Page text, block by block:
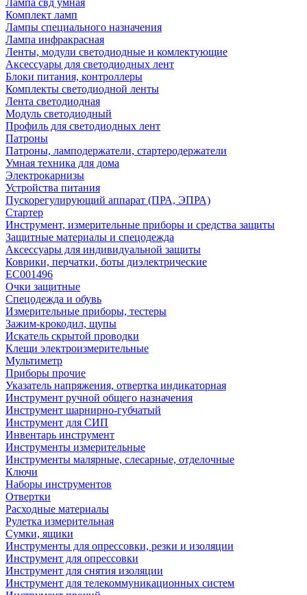
Лампа свд умная
Комплект ламп
Лампы специального назначения
Лампа инфракрасная
Ленты, модули светодиодные и комлектующие
Аксессуары для светодиодных лент
Блоки питания, контроллеры
Комплекты светодиодной ленты
Лента светодиодная
Модуль светодиодный
Профиль для светодиодных лент
Патроны
Патроны, ламподержатели, стартеродержатели
Умная техника для дома
Электрокарнизы
Устройства питания
Пускорегулирующий аппарат (ПРА, ЭПРА)
Стартер
Инструмент, измерительные приборы и средства защиты
Защитные материалы и спецодежда
Аксессуары для индивидуальной защиты
Коврики, перчатки, боты диэлектрические
EC001496
Очки защитные
Спецодежда и обувь
Измерительные приборы, тестеры
Зажим-крокодил, щупы
Искатель скрытой проводки
Клещи электроизмерительные
Мультиметр
Приборы прочие
Указатель напряжения, отвертка индикаторная
Инструмент ручной общего назначения
Инструмент шарнирно-губчатый
Инструмент для СИП
Инвентарь инструмент
Инструменты измерительные
Инструменты малярные, слесарные, отделочные
Ключи
Наборы инструментов
Отвертки
Расходные материалы
Рулетка измерительная
Сумки, ящики
Инструменты для опрессовки, резки и изоляции
Инструмент для опрессовки
Инструмент для снятия изоляции
Инструмент для телекоммуникационных систем